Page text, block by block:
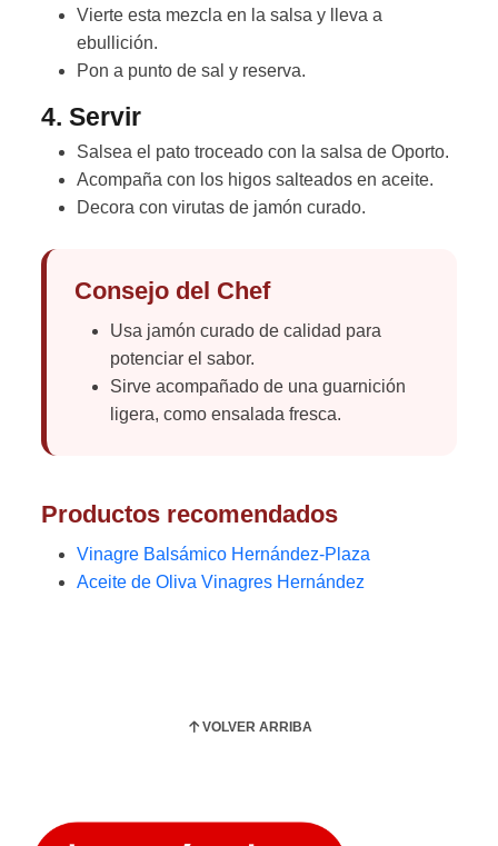
Vierte esta mezcla en la salsa y lleva a
ebullición.
Pon a punto de sal y reserva.
4. Servir
Salsea el pato troceado con la salsa de Oporto.
Acompaña con los higos salteados en aceite.
Decora con virutas de jamón curado.
Consejo del Chef
Usa jamón curado de calidad para
potenciar el sabor.
Sirve acompañado de una guarnición
ligera, como ensalada fresca.
Productos recomendados
Vinagre Balsámico Hernández-Plaza
Aceite de Oliva Vinagres Hernández
VOLVER ARRIBA